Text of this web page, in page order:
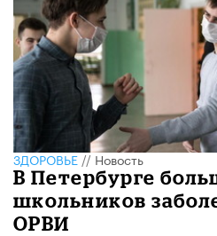
ЗДОРОВЬЕ//Новость
В Петербурге
школьников
ОРВИ